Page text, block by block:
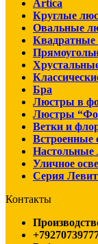
Artica
Круглые
Овальные
Бра
Люстры в
Люстры
Ветки и
Встроенные
Уличное
Серия
Контакты